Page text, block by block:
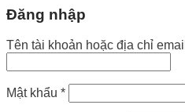
Đăng nhập
Tên tài khoản hoặc địa chỉ email
Mật khẩu *Bắt
buộc